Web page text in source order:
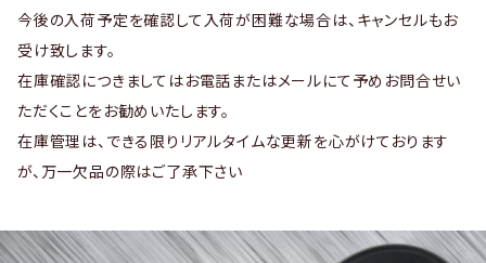
今後の入荷予定を確認して入荷が困難な場合は、キャンセルもお
受け致します。
在庫確認につきましてはお電話またはメールにて予めお問合せい
ただくことをお勧めいたします。
在庫管理は、できる限りリアルタイムな更新を心がけております
が、万一欠品の際はご了承下さい